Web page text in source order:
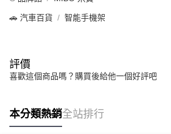
🚗 汽車百貨 智能手機架
評價
喜歡這個商品嗎？購買後給他一個好評吧
本分類熱銷全站排行